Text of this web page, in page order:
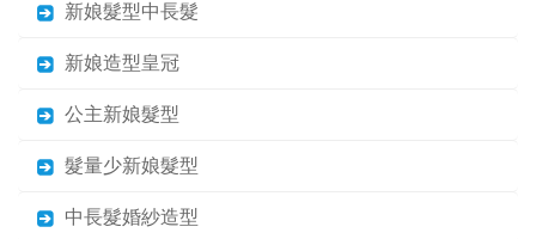
新娘髮型中長髮
新娘造型皇冠
公主新娘髮型
髮量少新娘髮型
中長髮婚紗造型